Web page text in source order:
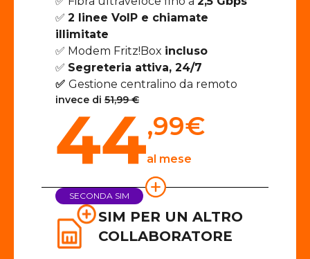
✅ 2 linee VoIP e chiamate
illimitate
✅ Modem Fritz!Box incluso
✅ Segreteria attiva, 24/7
✅ Gestione centralino da remoto
invece di 51,99 €
44,99€
al mese
SECONDA SIM
SIM PER UN ALTRO
COLLABORATORE